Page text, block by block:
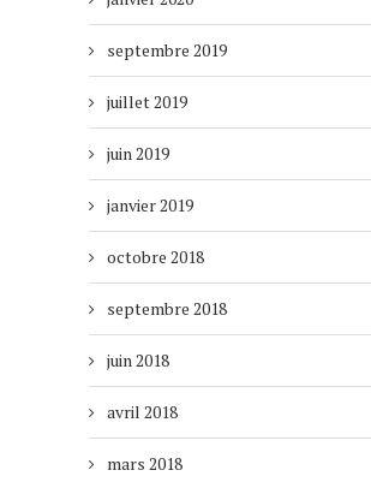
septembre 2019
juillet 2019
juin 2019
janvier 2019
octobre 2018
septembre 2018
juin 2018
avril 2018
mars 2018